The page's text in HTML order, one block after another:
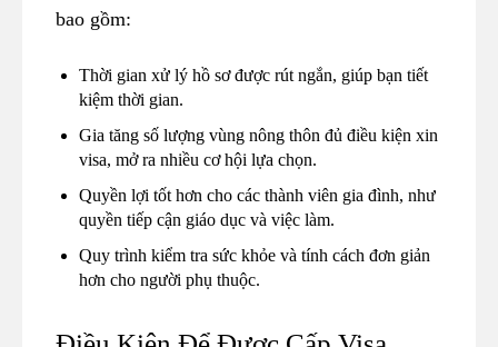
bao gồm:
Thời gian xử lý hồ sơ được rút ngắn, giúp bạn tiết
kiệm thời gian.
Gia tăng số lượng vùng nông thôn đủ điều kiện xin
visa, mở ra nhiều cơ hội lựa chọn.
Quyền lợi tốt hơn cho các thành viên gia đình, như
quyền tiếp cận giáo dục và việc làm.
Quy trình kiểm tra sức khỏe và tính cách đơn giản
hơn cho người phụ thuộc.